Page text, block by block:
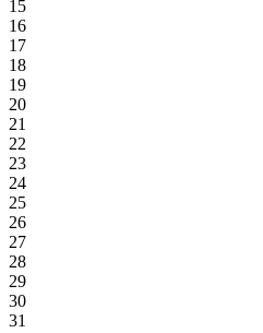
15
16
17
18
19
20
21
22
23
24
25
26
27
28
29
30
31